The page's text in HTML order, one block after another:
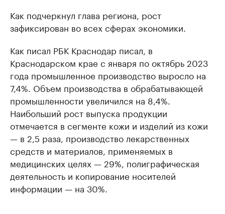
Как подчеркнул глава региона, рост
зафиксирован во всех сферах экономики.
Как писал РБК Краснодар писал, в
Краснодарском крае с января по октябрь 2023
года промышленное производство выросло на
7,4%. Объем производства в обрабатывающей
промышленности увеличился на 8,4%.
Наибольший рост выпуска продукции
отмечается в сегменте кожи и изделий из кожи
— в 2,5 раза, производство лекарственных
средств и материалов, применяемых в
медицинских целях — 29%, полиграфическая
деятельность и копирование носителей
информации — на 30%.